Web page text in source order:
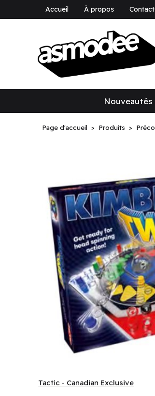
Accueil À propos
Nouveautés
Page d'accueil Produits
Tactic - Canadian Exclusive